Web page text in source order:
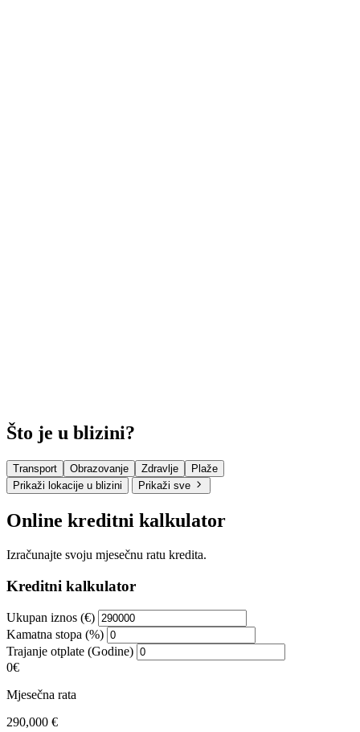
Što je u blizini?
Transport Obrazovanje Zdravlje
Plaže
Prikaži lokacije u blizini
Prikaži sve
Online kreditni kalkulator
Izračunajte svoju mjesečnu ratu kredita.
Kreditni kalkulator
Ukupan iznos (€)
Kamatna stopa (%)
Trajanje otplate (Godine)
0€
Mjesečna rata
290,000 €